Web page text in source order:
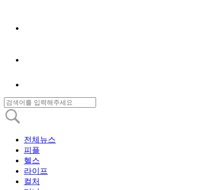
전체뉴스
피플
헬스
라이프
컬처